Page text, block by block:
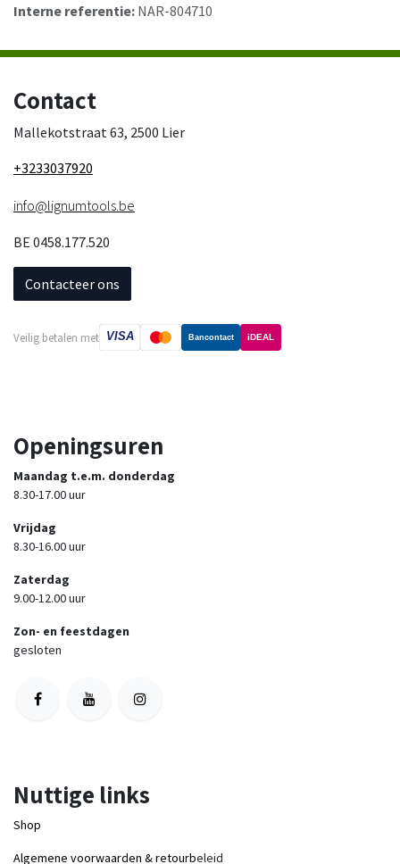
Interne referentie: NAR-804710
Contact
Mallekotstraat 63, 2500 Lier
+3233037920
info@lignumtools.be
BE 0458.177.520
Contacteer ons
Veilig betalen met VISA Bancontact iDEAL
Openingsuren
Maandag t.e.m. donderdag
8.30-17.00 uur
Vrijdag
8.30-16.00 uur
Zaterdag
9.00-12.00 uur
Zon- en feestdagen
gesloten
Nuttige links
Shop
Algemene voorwaarden & retourbeleid